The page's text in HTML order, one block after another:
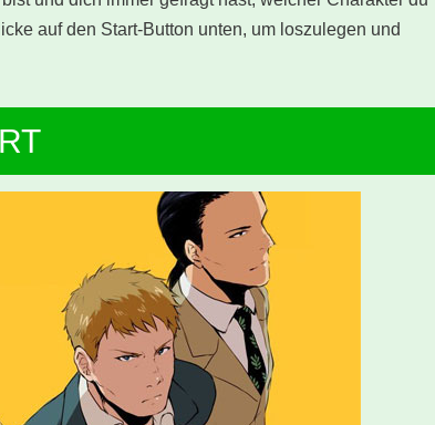
auf den Start-Button unten, um loszulegen und